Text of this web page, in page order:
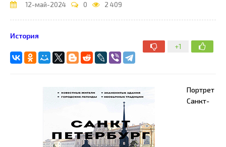
12-май-2024 0 2 409
+1
История
Портрет
Санкт-